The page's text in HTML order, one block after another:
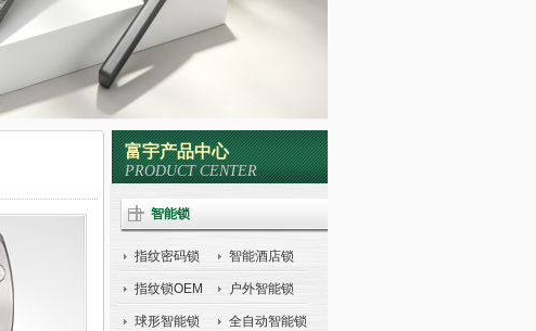
富宇产品中心
PRODUCT CENTER
智能锁
指纹密码锁 智能酒店锁
指纹锁OEM 户外智能锁
球形智能锁 全自动智能锁